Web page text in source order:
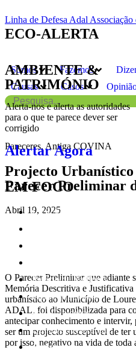
Linha de Defesa Adal
Somos Fazemos
Causas
Casos
Pareceres, Antiga COVINA
Projecto
Parecer Preliminar
Abril 19, 2025
O Parecer Preliminar que adiante
Memória Descritiva e Justificativa
urbanístico ao Município de
ADAL, foi disponibilizada para
antecipar conhecimento e
ser um projecto susceptível de ter
por isso, negativo na vida de toda
ECO-ALERTA
AMBIENTE &
PATRIMÓNIO
Alerta-nos e alerta as autoridades
para o que te parece dever ser
corrigido
Alertar Agora
EM FOCO
LRS Águas Mil
Palácio de Valflores
Frente Ribeirinha
Paul Caniceiras
Quinta do Alexandre
Transportes